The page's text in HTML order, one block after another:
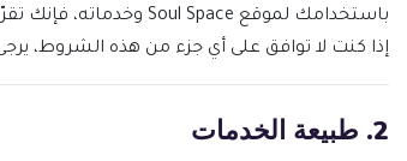
باستخدامك لموقع Soul Space وخدماته، فإنك تقرّ بأنك قد قرأت وفهمت ووافقت على الالتزام بهذه الشروط والأحكام، بالإضافة إلى سياسة الخصوصية الخاصة بنا.
إذا كنت لا توافق على أي جزء من هذه الشروط،
2. طبيعة الخدمات